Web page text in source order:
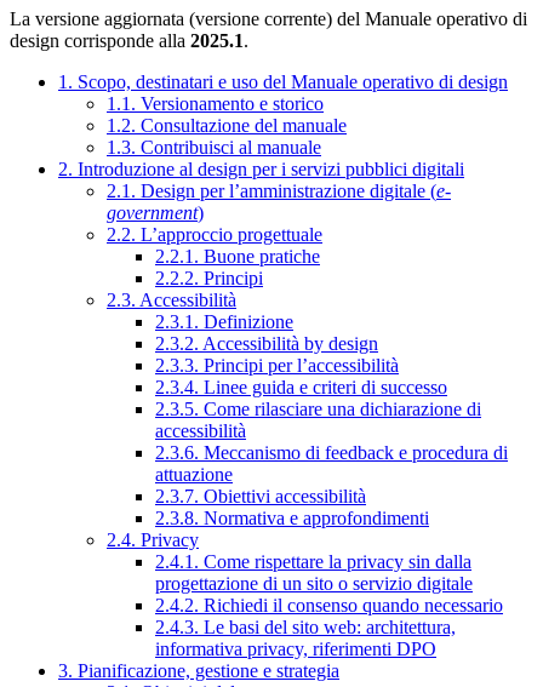
La versione aggiornata (versione corrente) del Manuale operativo di
design corrisponde alla 2025.1.
1. Scopo, destinatari e uso del Manuale operativo di design
1.1. Versionamento e storico
1.2. Consultazione del manuale
1.3. Contribuisci al manuale
2. Introduzione al design per i servizi pubblici digitali
2.1. Design per l’amministrazione digitale (e-
government)
2.2. L’approccio progettuale
2.2.1. Buone pratiche
2.2.2. Principi
2.3. Accessibilità
2.3.1. Definizione
2.3.2. Accessibilità by design
2.3.3. Principi per l’accessibilità
2.3.4. Linee guida e criteri di successo
2.3.5. Come rilasciare una dichiarazione di
accessibilità
2.3.6. Meccanismo di feedback e procedura di
attuazione
2.3.7. Obiettivi accessibilità
2.3.8. Normativa e approfondimenti
2.4. Privacy
2.4.1. Come rispettare la privacy sin dalla
progettazione di un sito o servizio digitale
2.4.2. Richiedi il consenso quando necessario
2.4.3. Le basi del sito web: architettura,
informativa privacy, riferimenti DPO
3. Pianificazione, gestione e strategia